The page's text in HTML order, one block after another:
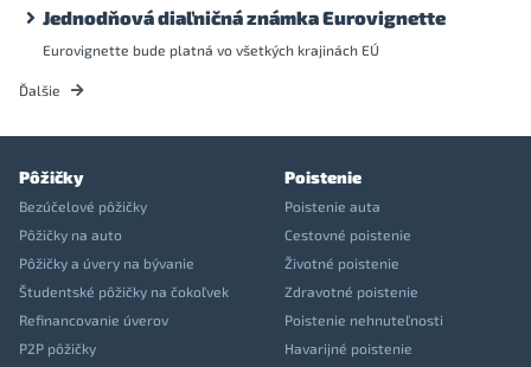
Jednodňová diaľničná známka Eurovignette
Eurovignette bude platná vo všetkých krajinách EÚ
Ďalšie
Pôžičky
Bezúčelové pôžičky
Pôžičky na auto
Pôžičky a úvery na bývanie
Študentské pôžičky na čokoľvek
Refinancovanie úverov
P2P pôžičky
Poistenie
Poistenie auta
Cestovné poistenie
Životné poistenie
Zdravotné poistenie
Poistenie nehnuteľnosti
Havarijné poistenie